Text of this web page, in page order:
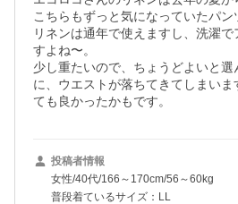
こちらもずっと気になっていたパン
リネンは通年で使えますし、洗濯
すよね〜。
少し重たいので、ちょうどよいと
に、ウエストが落ちてきてしまいま
投稿者情報
女性/40代/166～170cm/56～60kg
普段着ているサイズ：LL